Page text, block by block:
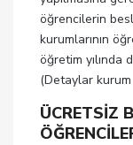
öğrencilerin
kurumlarının
öğretim yılında
(Detaylar kurum
ÜCRETSİZ